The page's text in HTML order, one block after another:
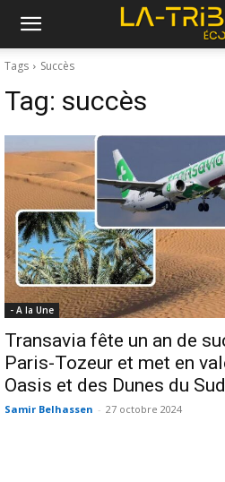
Tags Succès
Tag: succès
- A la Une
Transavia fête un an de
Paris-Tozeur et met en
Oasis et des Dunes du
Samir Belhassen - 27 octobre 2024